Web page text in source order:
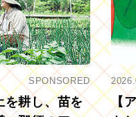
SPONSORED
を耕し、苗を
【